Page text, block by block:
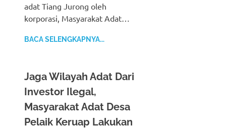
adat Tiang Jurong oleh
korporasi, Masyarakat Adat…
BACA SELENGKAPNYA...
Jaga Wilayah Adat Dari
Investor Ilegal,
Masyarakat Adat Desa
Pelaik Keruap Lakukan